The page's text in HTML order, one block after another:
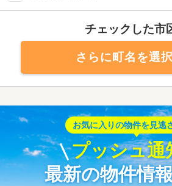
チェックした市
さらに町名を選
お気に入りの物件を見逃
プッシュ通
最新の物件情